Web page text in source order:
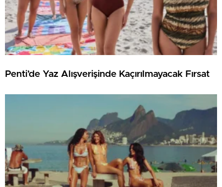
Penti’de Yaz Alışverişinde Kaçırılmayacak Fırsat